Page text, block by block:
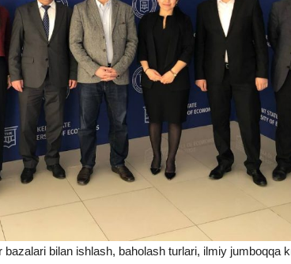
bazalari bilan ishlash, baholash turlari, ilmiy jumboqqa